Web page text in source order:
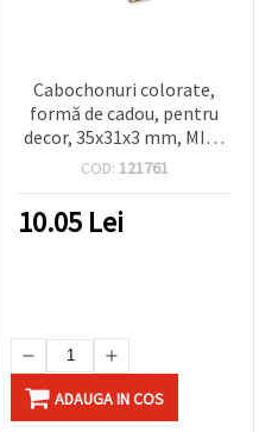
Cabochonuri colorate,
formă de cadou, pentru
decor, 35x31x3 mm, MIX -
10 bucăți
COD: 121761
10.05 Lei
ADAUGA IN COS